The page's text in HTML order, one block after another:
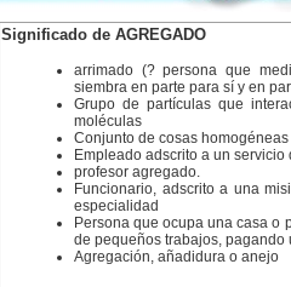
Significado de AGREGADO
arrimado (? persona que
siembra en parte para sí y en
Grupo de partículas que
moléculas
Conjunto de cosas
Empleado adscrito a un
profesor agregado.
Funcionario, adscrito a una
especialidad
Persona que ocupa una casa o
de pequeños trabajos, pagando
Agregación, añadidura o anejo